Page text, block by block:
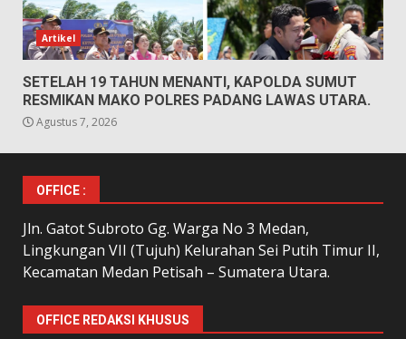
Artikel
SETELAH 19 TAHUN MENANTI, KAPOLDA SUMUT
RESMIKAN MAKO POLRES PADANG LAWAS UTARA.
Agustus 7, 2026
OFFICE :
Jln. Gatot Subroto Gg. Warga No 3 Medan,
Lingkungan VII (Tujuh) Kelurahan Sei Putih Timur II,
Kecamatan Medan Petisah – Sumatera Utara.
OFFICE REDAKSI KHUSUS